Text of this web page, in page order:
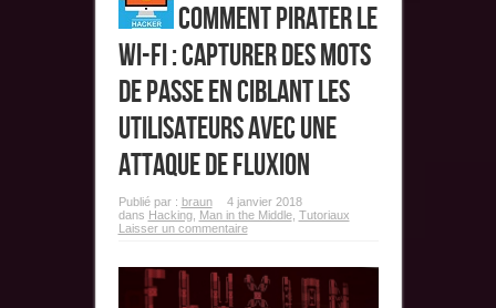
Comment pirater le
Wi-Fi : Capturer des mots
de passe en ciblant les
utilisateurs avec une
attaque de fluxion
Publié par : braun
4 janvier 2018
dans Hacking, Man in the Middle, Tutoriaux
Laisser un commentaire